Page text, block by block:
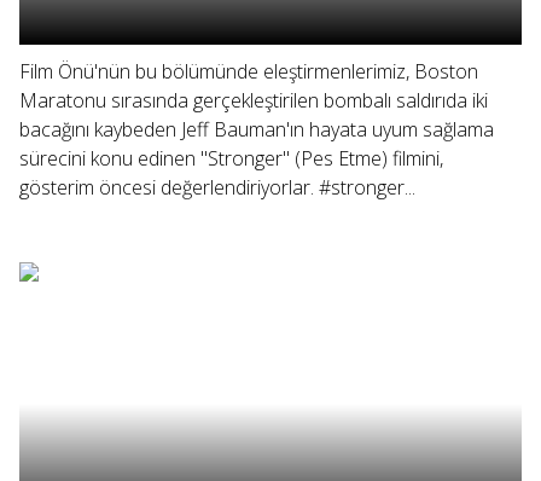
Film Önü'nün bu bölümünde eleştirmenlerimiz, Boston
Maratonu sırasında gerçekleştirilen bombalı saldırıda iki
bacağını kaybeden Jeff Bauman'ın hayata uyum sağlama
sürecini konu edinen "Stronger" (Pes Etme) filmini,
gösterim öncesi değerlendiriyorlar. #stronger...